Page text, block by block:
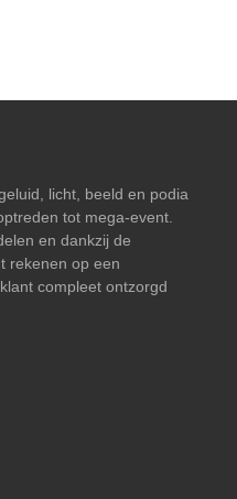
licht, beeld en podia
tot mega-event.
en dankzij de
rekenen op een
compleet ontzorgd